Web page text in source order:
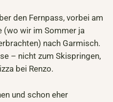
den Fernpass, vorbei am
(wo wir im Sommer ja
nach Garmisch.
– nicht zum Skispringen,
bei Renzo.
und schon eher